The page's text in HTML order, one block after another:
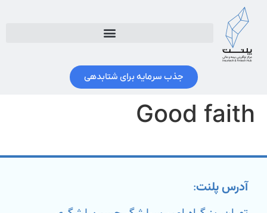
جذب سرمایه برای شتابدهی
Good faith
آدرس پلنت: